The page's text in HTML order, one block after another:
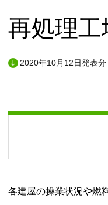
再処理工
2020年10月12日発表分
各建屋の操業状況や燃